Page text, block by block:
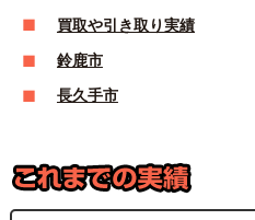
買取や引き取り実績
鈴鹿市
長久手市